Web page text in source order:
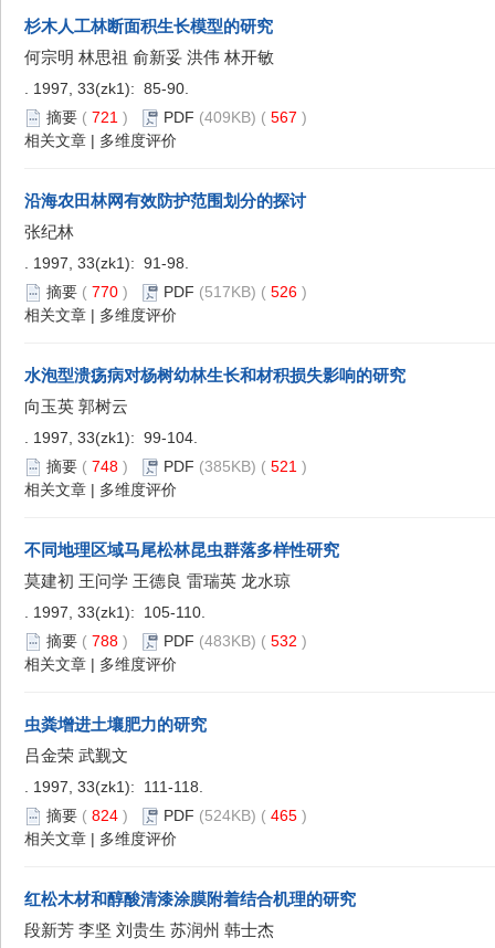
杉木人工林断面积生长模型的研究
何宗明 林思祖 俞新妥 洪伟 林开敏
. 1997, 33(zk1): 85-90.
摘要 ( 721 ) PDF (409KB) ( 567 )
相关文章 | 多维度评价
沿海农田林网有效防护范围划分的探讨
张纪林
. 1997, 33(zk1): 91-98.
摘要 ( 770 ) PDF (517KB) ( 526 )
相关文章 | 多维度评价
水泡型溃疡病对杨树幼林生长和材积损失影响的研究
向玉英 郭树云
. 1997, 33(zk1): 99-104.
摘要 ( 748 ) PDF (385KB) ( 521 )
相关文章 | 多维度评价
不同地理区域马尾松林昆虫群落多样性研究
莫建初 王问学 王德良 雷瑞英 龙水琼
. 1997, 33(zk1): 105-110.
摘要 ( 788 ) PDF (483KB) ( 532 )
相关文章 | 多维度评价
虫粪增进土壤肥力的研究
吕金荣 武觐文
. 1997, 33(zk1): 111-118.
摘要 ( 824 ) PDF (524KB) ( 465 )
相关文章 | 多维度评价
红松木材和醇酸清漆涂膜附着结合机理的研究
段新芳 李坚 刘贵生 苏润州 韩士杰